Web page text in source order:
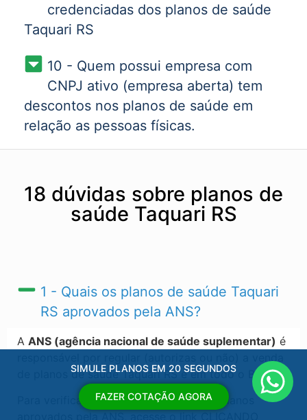
credenciadas dos planos de saúde
Taquari RS
10 - Quem possui empresa com
CNPJ ativo (empresa aberta) tem
descontos nos planos de saúde em
relação as pessoas físicas.
18 dúvidas sobre planos de
saúde Taquari RS
1 - Quais os planos de saúde Taquari
RS​ aprovados pela ANS?
A ANS (agência nacional de saúde suplementar) é
de planos de saúde Taquari RS​ e em todo o Brasil.
Para verificar a ultima atualização dos planos
SIMULE PLANOS EM 20 SEGUNDOS
FAZER COTAÇÃO AGORA